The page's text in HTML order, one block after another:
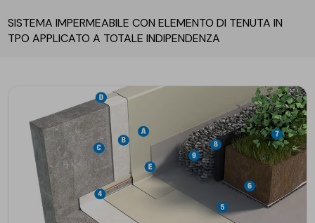
SISTEMA IMPERMEABILE CON ELEMENTO DI TENUTA IN
TPO APPLICATO A TOTALE INDIPENDENZA